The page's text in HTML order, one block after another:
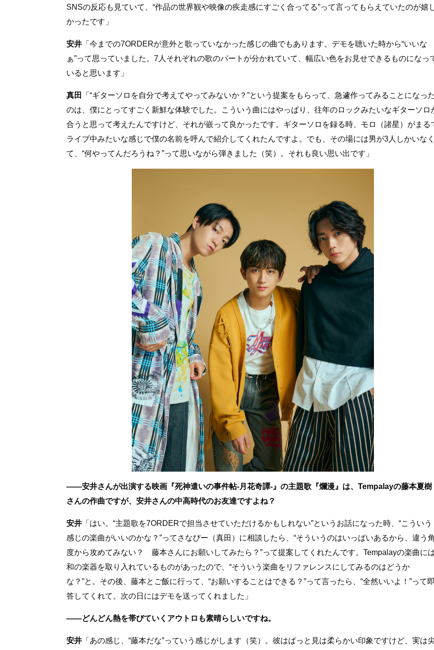
SNSの反応も見ていて、“作品の世界観や映像の疾走感にすごく合ってる”って言ってもらえていたのが嬉
かったです」
安井 「今までの7ORDERが意外と歌っていなかった感じの曲でもあります。デモを聴いた時から“いいな
ぁ”って思っていました。7人それぞれの歌のパートが分かれていて、幅広い色をお見せできるものになっ
いると思います」
真田
「“ギターソロを自分で考えてやってみないか？”という提案をもらって、急遽作ってみることになった
のは、僕にとってすごく新鮮な体験でした。こういう曲にはやっぱり、往年のロックみたいなギターソロ
合うと思って考えたんですけど、それが嵌って良かったです。ギターソロを録る時、モロ（諸星）がまる
ライブ中みたいな感じで僕の名前を呼んで紹介してくれたんですよ。でも、その場には男が3人しかいなく
て、“何やってんだろうね？”って思いながら弾きました（笑）。それも良い思い出です」
――安井さんが出演する映画『死神遣いの事件帖-月花奇譚-』の主題歌『爛漫』は、Tempalayの藤本夏樹
さんの作曲ですが、安井さんの中高時代のお友達ですよね？
安井 「はい。“主題歌を7ORDERで担当させていただけるかもしれない”というお話になった時、“こういう
感じの楽曲がいいのかな？”ってさなぴー（真田）に相談したら、“そういうのはいっぱいあるから、違う角
度から攻めてみない？ 藤本さんにお願いしてみたら？”って提案してくれたんです。Tempalayの楽曲に
和の楽器を取り入れているものがあったので、“そういう楽曲をリファレンスにしてみるのはどうか
な？”と。その後、藤本とご飯に行って、“お願いすることはできる？”って言ったら、“全然いいよ！”って即
答してくれて。次の日にはデモを送ってくれました」
――どんどん熱を帯びていくアウトロも素晴らしいですね。
安井 「あの感じ、“藤本だな”っていう感じがします（笑）。彼はぱっと見は柔らかい印象ですけど、実は